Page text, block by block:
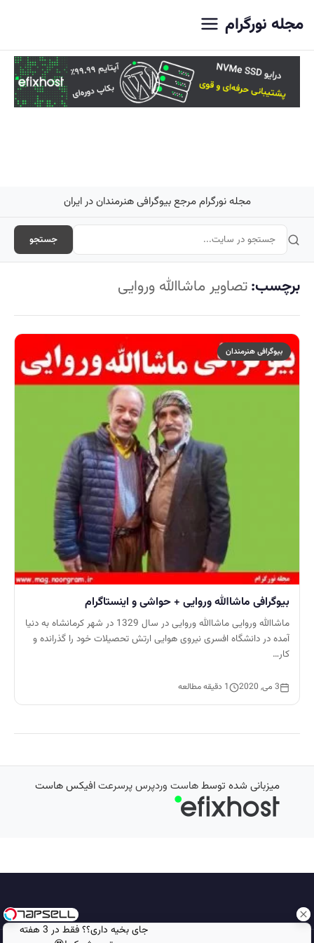
جای بخیه داری؟؟ فقط در 3 هفته
مجله نورگرام
مجله نورگرام مرجع بیوگرافی هنرمندان در ایران
جستجو
برچسب:تصاویر ماشاالله وروایی
بیوگرافی هنرمندان
بیوگرافی ماشاالله وروایی + حواشی و اینستاگرام
ماشاالله وروایی ماشاالله وروایی در سال 1329 در شهر کرمانشاه به دنیا
آمده در دانشگاه افسری نیروی هوایی ارتش تحصیلات خود را گذرانده و
کار…
3 می, 2020 1 دقیقه مطالعه
میزبانی شده توسطهاست وردپرس پرسرعتافیکس هاست